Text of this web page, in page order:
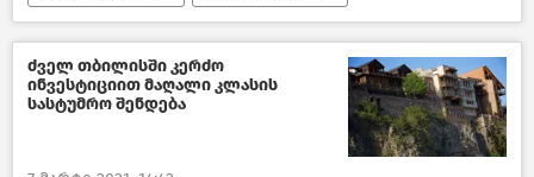
საქართველო
ძველ თბილისში კერძო
ინვესტიციით მაღალი კლასის
სასტუმრო შენდება